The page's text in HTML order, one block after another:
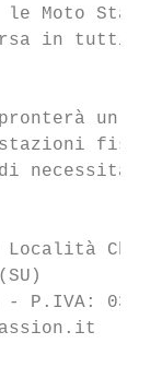
Moto
in tutti i
un
necessità.
Chia
- P.IVA: